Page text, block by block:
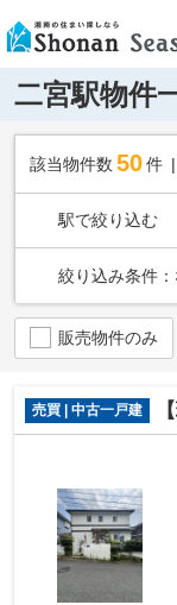
二宮駅物件
該当物件数 50件
駅で絞り込む
絞り込み条件：
販売物件のみ
売買 | 中古一戸建